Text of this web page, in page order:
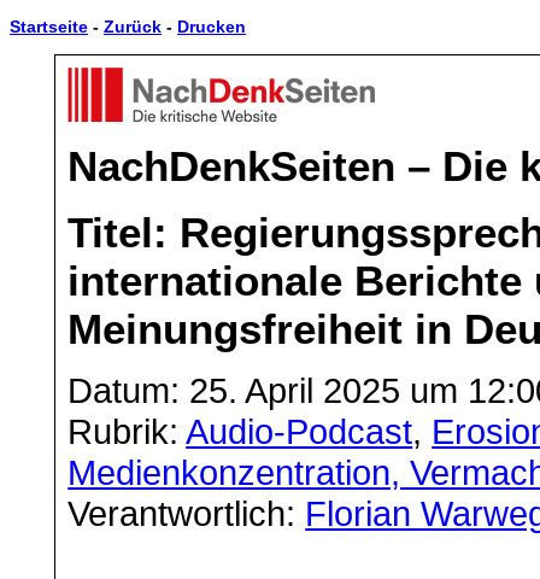
Startseite - Zurück - Drucken
NachDenkSeiten – Die
Titel:
internationale Berichte
Meinungsfreiheit in
Datum: 25. April 2025 um
Rubrik:Audio-Podcast,
Medienkonzentration,
Verantwortlich: Florian